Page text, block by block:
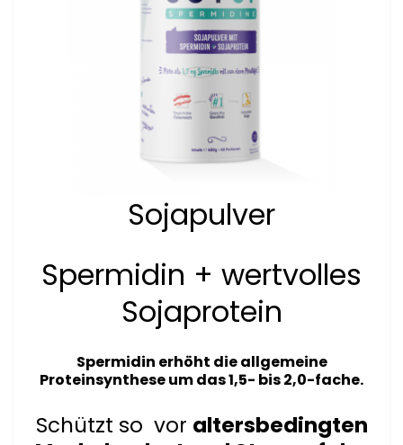
Sojapulver
Spermidin + wertvolles
Sojaprotein
Spermidin erhöht die allgemeine
Proteinsynthese um das 1,5- bis 2,0-fache.
Schützt so vor altersbedingten